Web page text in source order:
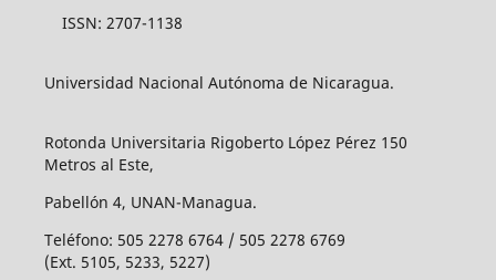
ISSN: 2707-1138
Universidad Nacional Autónoma de Nicaragua.
Rotonda Universitaria Rigoberto López Pérez 150
Metros al Este,
Pabellón 4, UNAN-Managua.
Teléfono: 505 2278 6764 / 505 2278 6769
(Ext. 5105, 5233, 5227)